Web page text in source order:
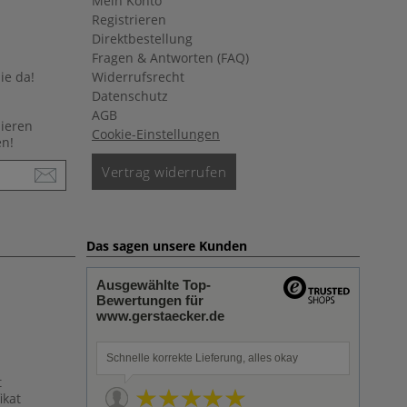
da!
Registrieren
Direktbestellung
Fragen & Antworten (FAQ)
Widerrufsrecht
Datenschutz
AGB
Cookie-Einstellungen
Vertrag widerrufen
Das sagen unsere Kunden
Ausgewählte Top-
Bewertungen für
www.gerstaecker.de
Schnelle korrekte Lieferung, alles okay